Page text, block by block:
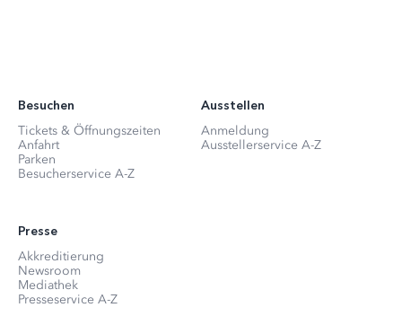
Besuchen
Tickets & Öffnungszeiten
Anfahrt
Parken
Besucherservice A-Z
Ausstellen
Anmeldung
Ausstellerservice A-Z
Presse
Akkreditierung
Newsroom
Mediathek
Presseservice A-Z